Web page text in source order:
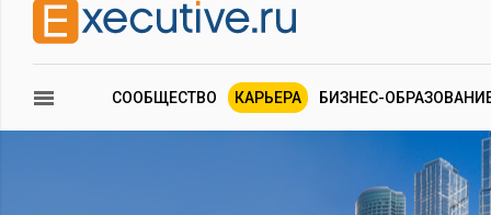
СООБЩЕСТВО КАРЬЕРА БИЗНЕС-